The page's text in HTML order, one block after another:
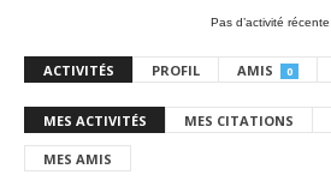
Pas d’activité récente
ACTIVITÉS PROFIL AMIS 0
MES ACTIVITÉS MES CITATIONS
MES AMIS